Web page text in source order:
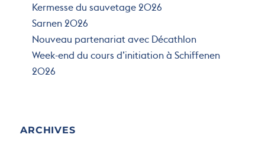
Kermesse du sauvetage 2026
Sarnen 2026
Nouveau partenariat avec Décathlon
Week-end du cours d’initiation à Schiffenen
2026
ARCHIVES